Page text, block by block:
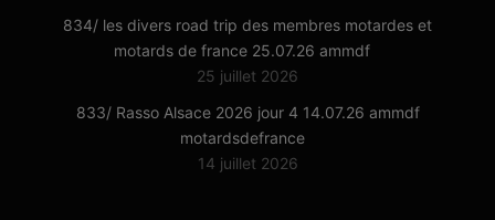
834/ les divers road trip des membres motardes et
motards de france 25.07.26 ammdf
25 juillet 2026
833/ Rasso Alsace 2026 jour 4 14.07.26 ammdf
motardsdefrance
14 juillet 2026